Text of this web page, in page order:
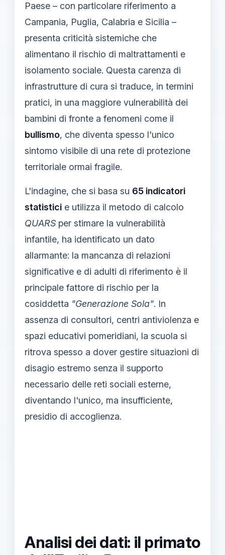
Paese – con particolare riferimento a
Campania, Puglia, Calabria e Sicilia –
presenta criticità sistemiche che
alimentano il rischio di maltrattamenti e
isolamento sociale. Questa carenza di
infrastrutture di cura si traduce, in termini
pratici, in una maggiore vulnerabilità dei
bambini di fronte a fenomeni come il
bullismo, che diventa spesso l'unico
sintomo visibile di una rete di protezione
territoriale ormai fragile.
L'indagine, che si basa su 65 indicatori
statistici e utilizza il metodo di calcolo
QUARS per stimare la vulnerabilità
infantile, ha identificato un dato
allarmante: la mancanza di relazioni
significative e di adulti di riferimento è il
principale fattore di rischio per la
cosiddetta "Generazione Sola". In
assenza di consultori, centri antiviolenza e
spazi educativi pomeridiani, la scuola si
ritrova spesso a dover gestire situazioni di
disagio estremo senza il supporto
necessario delle reti sociali esterne,
diventando l'unico, ma insufficiente,
presidio di accoglienza.
Analisi dei dati: il primato